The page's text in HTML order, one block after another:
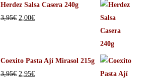
Herdez Salsa Casera 240g
3,95€ 2,00€
Coexito Pasta Ají Mirasol 215g
3,95€ 2,95€